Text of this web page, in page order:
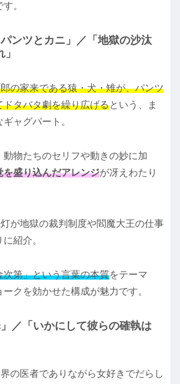
。
ンツとカニ」／「地獄の沙汰
の家来である猿・犬・雉が、パンツ
ドタバタ劇を繰り広げるという、ま
ャグパート。
動物たちのセリフや動きの妙に加
を盛り込んだアレンジが冴えわたり
が地獄の裁判制度や閻魔大王の仕事
紹介。
次第」という言葉の本質をテーマ
クを効かせた構成が魅力です。
／「いかにして彼らの確執は
の医者でありながら女好きでだらし